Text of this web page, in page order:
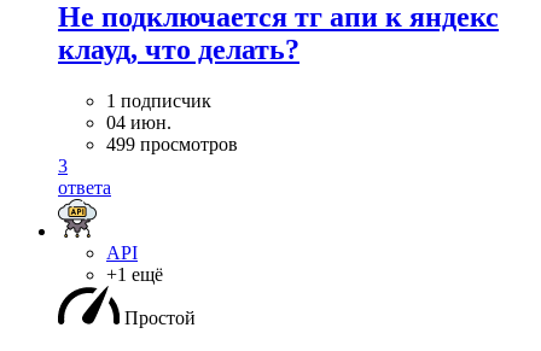
Не подключается тг апи к яндекс
клауд, что делать?
1 подписчик
04 июн.
499 просмотров
3
ответа
API
+1 ещё
Простой